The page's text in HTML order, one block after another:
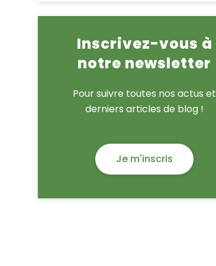
Inscrivez-vous à
notre newsletter
Pour suivre toutes nos actus et
derniers articles de blog !
Je m'inscris